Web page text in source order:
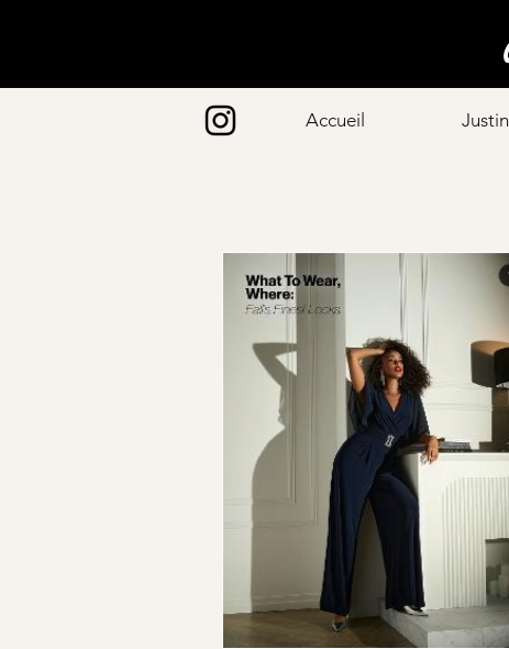
Accueil